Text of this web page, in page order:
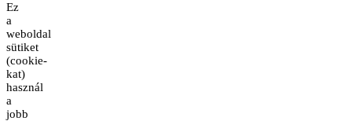
Ez
a
weboldal
sütiket
(cookie-
kat)
használ
a
jobb